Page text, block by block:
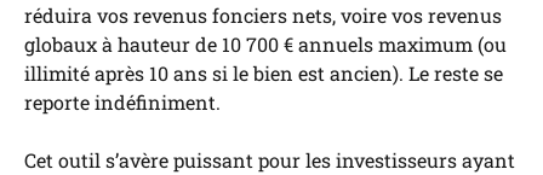
réduira vos revenus fonciers nets, voire vos revenus
globaux à hauteur de 10 700 € annuels maximum (ou
illimité après 10 ans si le bien est ancien). Le reste se
reporte indéfiniment.
Cet outil s’avère puissant pour les investisseurs ayant